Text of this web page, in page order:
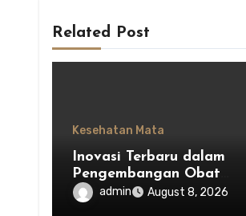
Related Post
Kesehatan Mata
Inovasi Terbaru dalam
Pengembangan Obat
Mata untuk Menjaga
Kesehatan Mata
admin August 8, 2026